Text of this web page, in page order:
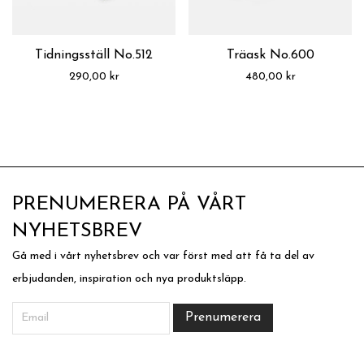
Tidningsställ No.512
290,00 kr
Träask No.600
480,00 kr
PRENUMERERA PÅ VÅRT
NYHETSBREV
Gå med i vårt nyhetsbrev och var först med att få ta del av
erbjudanden, inspiration och nya produktsläpp.